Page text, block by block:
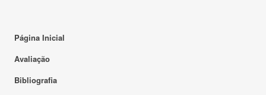
Página Inicial
Avaliação
Bibliografia